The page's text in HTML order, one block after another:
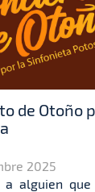
de Otoño
2025
a alguien